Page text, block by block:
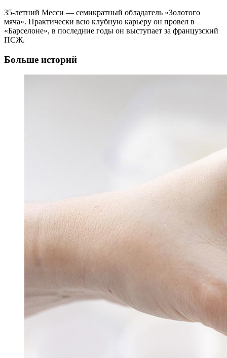
35-летний Месси — семикратный обладатель «Золотого
мяча». Практически всю клубную карьеру он провел в
«Барселоне», в последние годы он выступает за французский
ПСЖ.
Больше историй